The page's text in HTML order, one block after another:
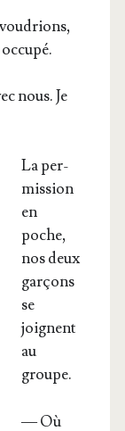
nous. Je
La per­
mis­sion
en
poche,
nos deux
gar­çons
se
joignent
au
groupe.
— Où